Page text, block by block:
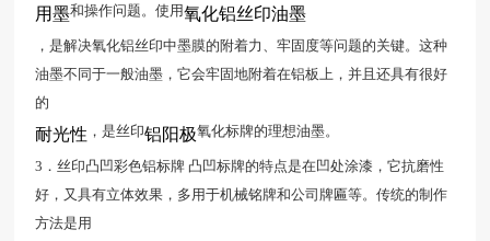
用墨和操作问题。使用氧化铝丝印油墨
，是解决氧化铝丝印中墨膜的附着力、牢固度等问题的关键。这种
油墨不同于一般油墨，它会牢固地附着在铝板上，并且还具有很好
的
耐光性 ，是丝印铝阳极氧化标牌的理想油墨。
3．丝印凸凹彩色铝标牌 凸凹标牌的特点是在凹处涂漆，它抗磨性
好，又具有立体效果，多用于机械铭牌和公司牌匾等。传统的制作
方法是用